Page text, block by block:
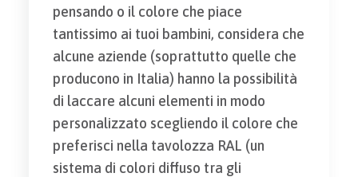
pensando o il colore che piace
tantissimo ai tuoi bambini, considera che
alcune aziende (soprattutto quelle che
producono in Italia) hanno la possibilità
di laccare alcuni elementi in modo
personalizzato scegliendo il colore che
preferisci nella tavolozza RAL (un
sistema di colori diffuso tra gli